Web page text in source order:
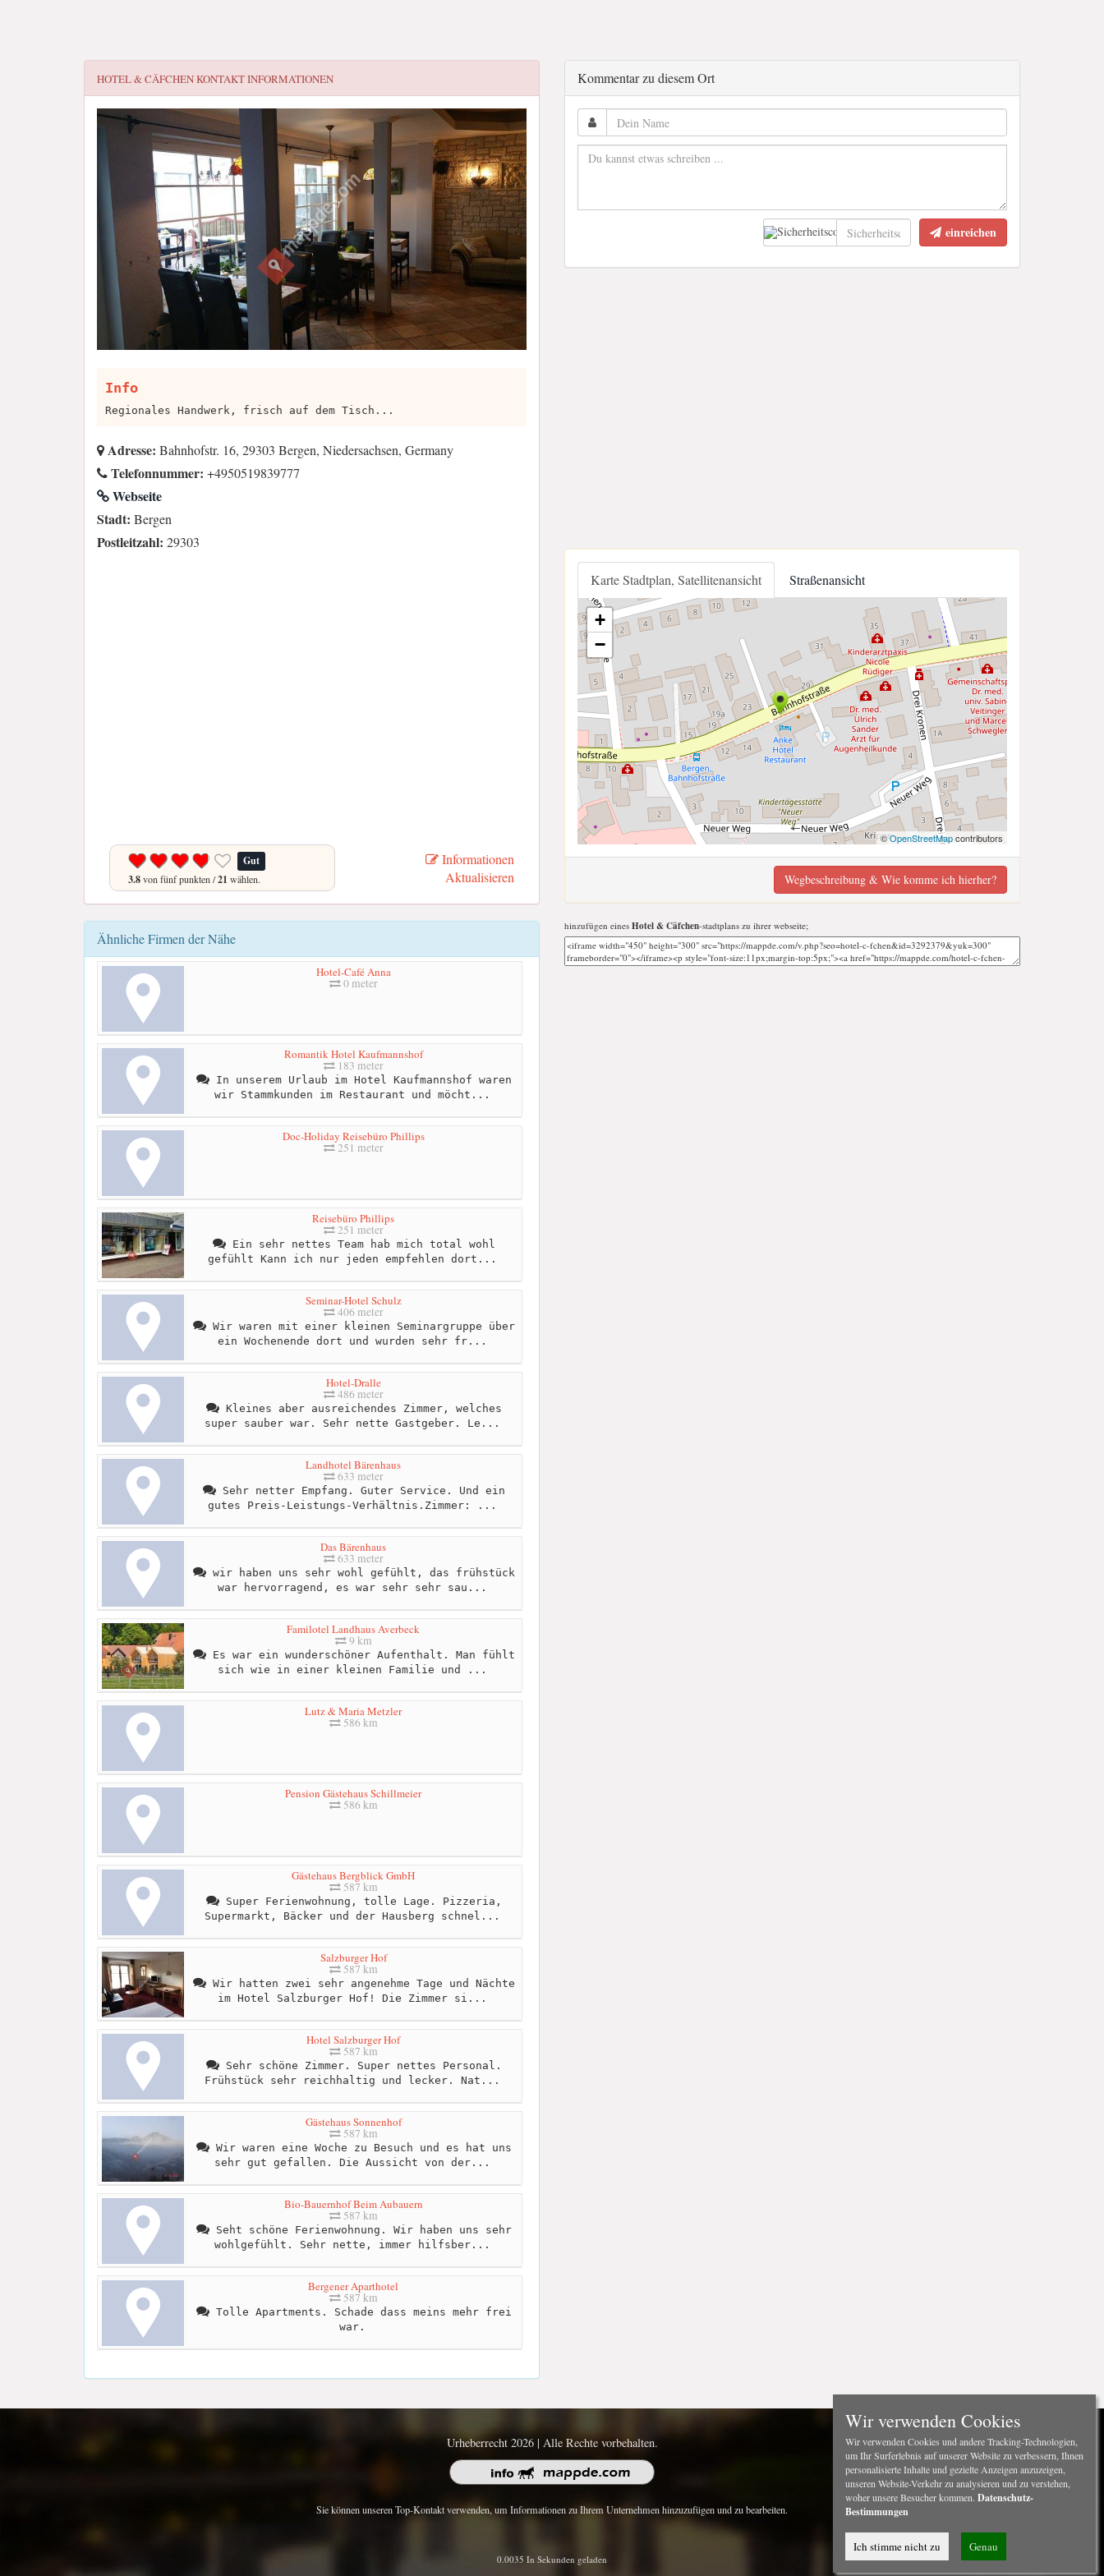
HOTEL & CÄFCHENKONTAKT INFORMATIONEN
Info
Regionales Handwerk, frisch auf dem Tisch...
Adresse: Bahnhofstr. 16, 29303 Bergen, Niedersachsen, Germany
Telefonnummer: +4950519839777
Webseite
Stadt: Bergen
Postleitzahl: 29303
Gut
3.8von fünf punkten /21 wählen.
Informationen
Aktualisieren
Ähnliche Firmen der Nähe
Hotel-Café Anna
0 meter
Romantik Hotel Kaufmannshof
183 meter
In unserem Urlaub im Hotel Kaufmannshof waren
wir Stammkunden im Restaurant und möcht...
Doc-Holiday Reisebüro Phillips
251 meter
Reisebüro Phillips
251 meter
Ein sehr nettes Team hab mich total wohl
gefühlt Kann ich nur jeden empfehlen dort...
Seminar-Hotel Schulz
406 meter
Wir waren mit einer kleinen Seminargruppe über
ein Wochenende dort und wurden sehr fr...
Hotel-Dralle
486 meter
Kleines aber ausreichendes Zimmer, welches
super sauber war. Sehr nette Gastgeber. Le...
Landhotel Bärenhaus
633 meter
Sehr netter Empfang. Guter Service. Und ein
gutes Preis-Leistungs-Verhältnis.Zimmer: ...
Das Bärenhaus
633 meter
wir haben uns sehr wohl gefühlt, das frühstück
war hervorragend, es war sehr sehr sau...
Familotel Landhaus Averbeck
9 km
Es war ein wunderschöner Aufenthalt. Man fühlt
sich wie in einer kleinen Familie und ...
Lutz & Maria Metzler
586 km
Pension Gästehaus Schillmeier
586 km
Gästehaus Bergblick GmbH
587 km
Super Ferienwohnung, tolle Lage. Pizzeria,
Supermarkt, Bäcker und der Hausberg schnel...
Salzburger Hof
587 km
Wir hatten zwei sehr angenehme Tage und Nächte
im Hotel Salzburger Hof! Die Zimmer si...
Hotel Salzburger Hof
587 km
Sehr schöne Zimmer. Super nettes Personal.
Frühstück sehr reichhaltig und lecker. Nat...
Gästehaus Sonnenhof
587 km
Wir waren eine Woche zu Besuch und es hat uns
sehr gut gefallen. Die Aussicht von der...
Bio-Bauernhof Beim Aubauern
587 km
Seht schöne Ferienwohnung. Wir haben uns sehr
wohlgefühlt. Sehr nette, immer hilfsber...
Bergener Aparthotel
587 km
Tolle Apartments. Schade dass meins mehr frei
war.
Kommentar zu diesem Ort
einreichen
Karte Stadtplan, Satellitenansicht Straßenansicht
+
−
©OpenStreetMapcontributors
Wegbeschreibung & Wie komme ich hierher?
hinzufügen eines Hotel & Cäfchen-stadtplans zu ihrer webseite;
Urheberrecht 2026 | Alle Rechte vorbehalten.
Sie können unseren Top-Kontakt verwenden, um Informationen zu Ihrem Unternehmen hinzuzufügen und zu bearbeiten.
0.0035 In Sekunden geladen
Wir verwenden Cookies
Wir verwenden Cookies und andere Tracking-Technologien,
um Ihr Surferlebnis auf unserer Website zu verbessern, Ihnen
personalisierte Inhalte und gezielte Anzeigen anzuzeigen,
unseren Website-Verkehr zu analysieren und zu verstehen,
woher unsere Besucher kommen. Datenschutz-
Bestimmungen
Ich stimme nicht zu Genau